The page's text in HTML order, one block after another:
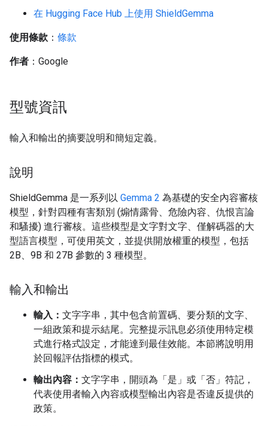
在 Hugging Face Hub 上使用 ShieldGemma
使用條款 ： 條款
作者 ：Google
型號資訊
輸入和輸出的摘要說明和簡短定義。
說明
ShieldGemma 是一系列以 Gemma 2 為基礎的安全內容審核
模型，針對四種有害類別 (煽情露骨、危險內容、仇恨言論
和騷擾) 進行審核。這些模型是文字對文字、僅解碼器的大
型語言模型，可使用英文，並提供開放權重的模型，包括
2B、9B 和 27B 參數的 3 種模型。
輸入和輸出
輸入： 文字字串，其中包含前置碼、要分類的文字、
一組政策和提示結尾。完整提示訊息必須使用特定模
式進行格式設定，才能達到最佳效能。本節將說明用
於回報評估指標的模式。
輸出內容： 文字字串，開頭為「是」或「否」符記，
代表使用者輸入內容或模型輸出內容是否違反提供的
政策。